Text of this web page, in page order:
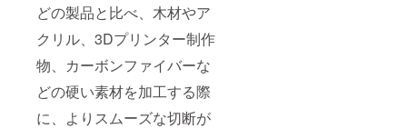
どの製品と比べ、木材やア
クリル、3Dプリンター制作
物、カーボンファイバーな
どの硬い素材を加工する際
に、よりスムーズな切断が